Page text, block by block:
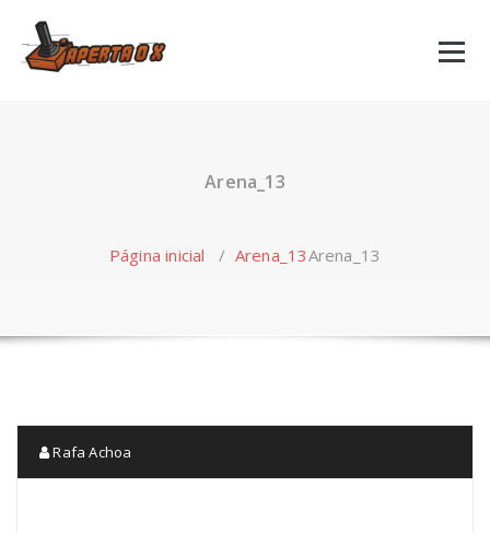
content
Arena_13
Página inicial / Arena_13Arena_13
Rafa Achoa